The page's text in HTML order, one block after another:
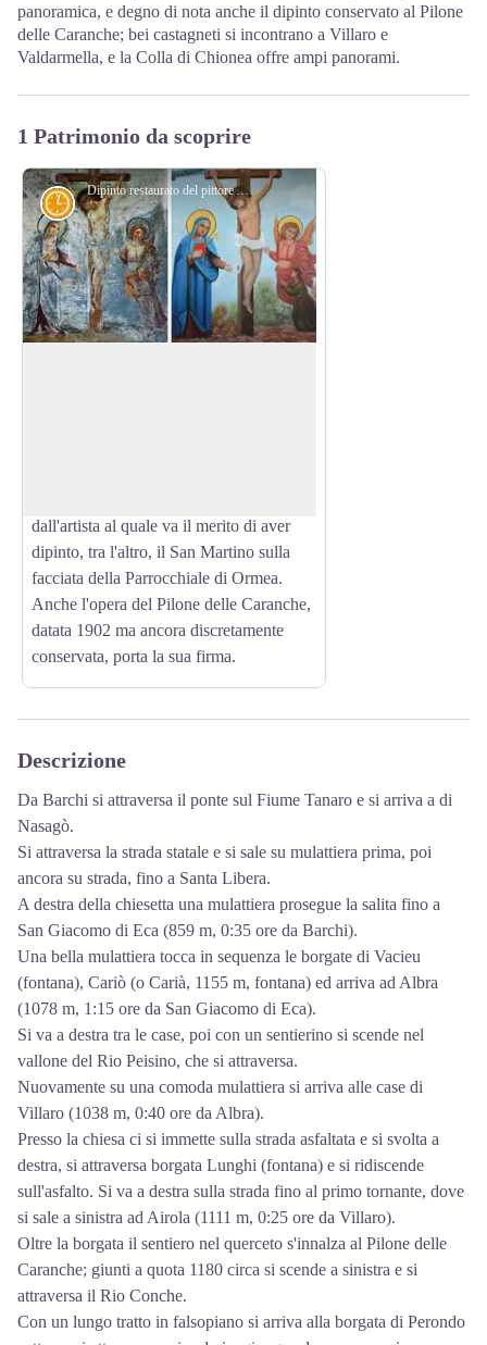
panoramica, e degno di nota anche il dipinto conservato al Pilone
delle Caranche; bei castagneti si incontrano a Villaro e
Valdarmella, e la Colla di Chionea offre ampi panorami.
1 Patrimonio da scoprire
Dipinto restaurato del pittore Arduino - Archivio EAM
Storia e percorso storico
dall'artista al quale va il merito di aver
dipinto, tra l'altro, il San Martino sulla
facciata della Parrocchiale di Ormea.
Anche l'opera del Pilone delle Caranche,
datata 1902 ma ancora discretamente
conservata, porta la sua firma.
Descrizione
Da Barchi si attraversa il ponte sul Fiume Tanaro e si arriva a di
Nasagò.
Si attraversa la strada statale e si sale su mulattiera prima, poi
ancora su strada, fino a Santa Libera.
A destra della chiesetta una mulattiera prosegue la salita fino a
San Giacomo di Eca (859 m, 0:35 ore da Barchi).
Una bella mulattiera tocca in sequenza le borgate di Vacieu
(fontana), Cariò (o Carià, 1155 m, fontana) ed arriva ad Albra
(1078 m, 1:15 ore da San Giacomo di Eca).
Si va a destra tra le case, poi con un sentierino si scende nel
vallone del Rio Peisino, che si attraversa.
Nuovamente su una comoda mulattiera si arriva alle case di
Villaro (1038 m, 0:40 ore da Albra).
Presso la chiesa ci si immette sulla strada asfaltata e si svolta a
destra, si attraversa borgata Lunghi (fontana) e si ridiscende
sull'asfalto. Si va a destra sulla strada fino al primo tornante, dove
si sale a sinistra ad Airola (1111 m, 0:25 ore da Villaro).
Oltre la borgata il sentiero nel querceto s'innalza al Pilone delle
Caranche; giunti a quota 1180 circa si scende a sinistra e si
attraversa il Rio Conche.
Con un lungo tratto in falsopiano si arriva alla borgata di Perondo